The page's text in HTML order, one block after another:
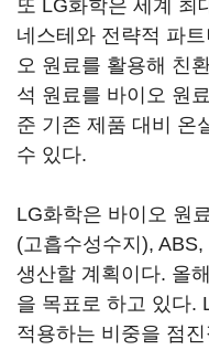
또 LG화학은 세계 최
네스테와 전략적 파
오 원료를 활용해 친
석 원료를 바이오 원
준 기존 제품 대비 온
수 있다.
LG화학은 바이오 원
(고흡수성수지),
생산할 계획이다. 올
을 목표로 하고 있다.
적용하는 비중을 점